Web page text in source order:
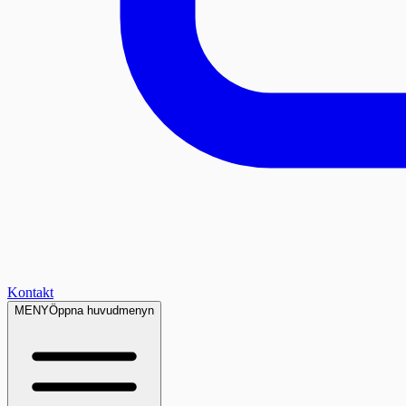
Kontakt
MENYÖppna huvudmenyn